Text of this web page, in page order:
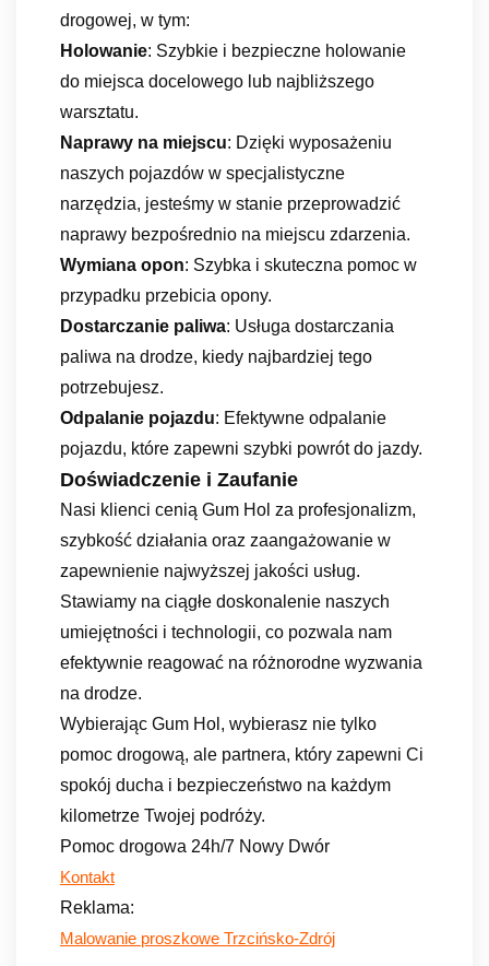
drogowej, w tym:
Holowanie: Szybkie i bezpieczne holowanie
do miejsca docelowego lub najbliższego
warsztatu.
Naprawy na miejscu: Dzięki wyposażeniu
naszych pojazdów w specjalistyczne
narzędzia, jesteśmy w stanie przeprowadzić
naprawy bezpośrednio na miejscu zdarzenia.
Wymiana opon: Szybka i skuteczna pomoc w
przypadku przebicia opony.
Dostarczanie paliwa: Usługa dostarczania
paliwa na drodze, kiedy najbardziej tego
potrzebujesz.
Odpalanie pojazdu: Efektywne odpalanie
pojazdu, które zapewni szybki powrót do jazdy.
Doświadczenie i Zaufanie
Nasi klienci cenią Gum Hol za profesjonalizm,
szybkość działania oraz zaangażowanie w
zapewnienie najwyższej jakości usług.
Stawiamy na ciągłe doskonalenie naszych
umiejętności i technologii, co pozwala nam
efektywnie reagować na różnorodne wyzwania
na drodze.
Wybierając Gum Hol, wybierasz nie tylko
pomoc drogową, ale partnera, który zapewni Ci
spokój ducha i bezpieczeństwo na każdym
kilometrze Twojej podróży.
Pomoc drogowa 24h/7 Nowy Dwór
Kontakt
Reklama:
Malowanie proszkowe Trzcińsko-Zdrój